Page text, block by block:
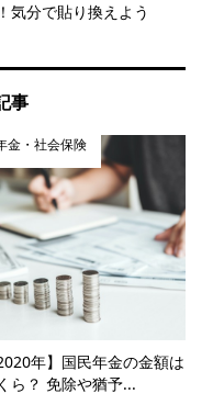
気分で貼り換えよう
事
金・社会保険
2020年】国民年金の金額は
ら？ 免除や猶予...